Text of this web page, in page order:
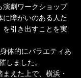
演劇ワークショップ
障がいのある人た
を引き出すことを実
体的にバラエティあ
ました。
えた上で、横浜・